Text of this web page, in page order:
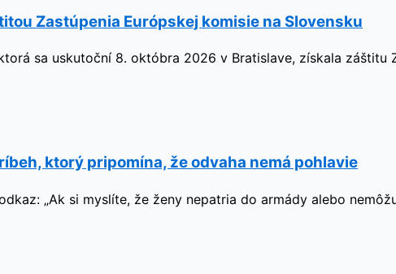
Zastúpenia Európskej komisie na Slovensku
sa uskutoční 8. októbra 2026 v Bratislave, získala záštitu
ktorý pripomína, že odvaha nemá pohlavie
„Ak si myslíte, že ženy nepatria do armády alebo